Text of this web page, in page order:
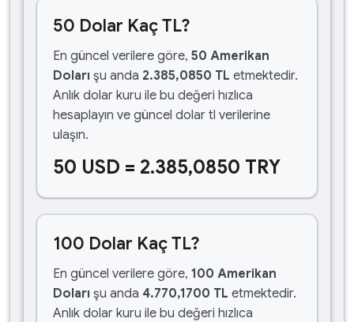
50 Dolar Kaç TL?
En güncel verilere göre, 50 Amerikan
Doları şu anda 2.385,0850 TL etmektedir.
Anlık dolar kuru ile bu değeri hızlıca
hesaplayın ve güncel dolar tl verilerine
ulaşın.
50 USD = 2.385,0850 TRY
100 Dolar Kaç TL?
En güncel verilere göre, 100 Amerikan
Doları şu anda 4.770,1700 TL etmektedir.
Anlık dolar kuru ile bu değeri hızlıca